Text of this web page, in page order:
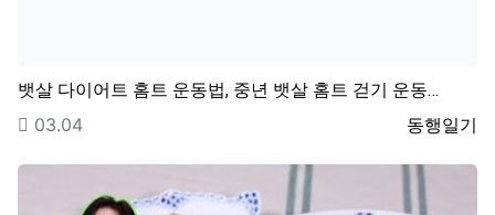
뱃살 다이어트 홈트 운동법, 중년 뱃살 홈트 걷기 운동…
등록자
동행일기
등록일
03.04